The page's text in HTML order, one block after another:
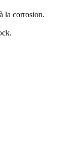
la corrosion.